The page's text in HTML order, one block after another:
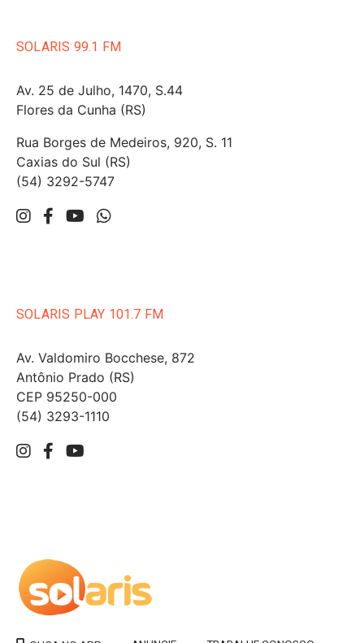
SOLARIS 99.1 FM
Av. 25 de Julho, 1470, S.44
Flores da Cunha (RS)
Rua Borges de Medeiros, 920, S. 11
Caxias do Sul (RS)
(54) 3292-5747
SOLARIS PLAY 101.7 FM
Av. Valdomiro Bocchese, 872
Antônio Prado (RS)
CEP 95250-000
(54) 3293-1110